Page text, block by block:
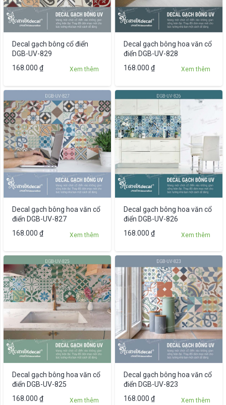
chọn
có
thể
được
chọn
trên
sản
phẩm
Decal gạch bông cổ điển
DGB-UV-829
168.000 ₫ Xem thêm
Sản
này
có
nhiều
biến
thể.
chọn
có
thể
được
chọn
trên
sản
Decal gạch bông hoa văn cổ
điển DGB-UV-828
168.000 ₫ Xem thêm
Decal gạch bông hoa văn cổ
điển DGB-UV-827
168.000 ₫ Xem thêm
Sản
này
có
nhiều
biến
thể.
Các
tùy
chọn
có
được
chọn
trên
Decal gạch bông hoa văn cổ
điển DGB-UV-826
168.000 ₫ Xem thêm
Decal gạch bông hoa văn cổ
điển DGB-UV-825
168.000 ₫ Xem thêm
Sản
Decal gạch bông hoa văn cổ
điển DGB-UV-823
168.000 ₫ Xem thêm